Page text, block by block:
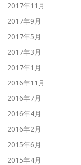
2017年11月
2017年9月
2017年5月
2017年3月
2017年1月
2016年11月
2016年7月
2016年4月
2016年2月
2015年6月
2015年4月